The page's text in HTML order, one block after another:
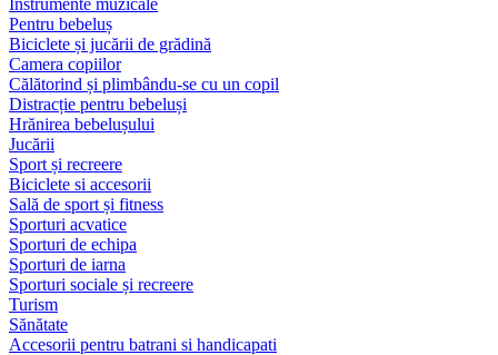
Pentru bebeluș
Biciclete și jucării de grădină
Camera copiilor
Călătorind și plimbându-se cu un copil
Distracție pentru bebeluși
Hrănirea bebelușului
Jucării
Sport și recreere
Biciclete si accesorii
Sală de sport și fitness
Sporturi acvatice
Sporturi de echipa
Sporturi de iarna
Sporturi sociale și recreere
Turism
Sănătate
Accesorii pentru batrani si handicapati